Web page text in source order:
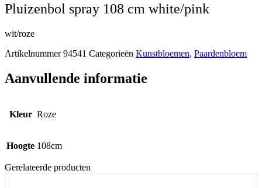
pluizenbol spray 108 cm white/pink
wit/roze
Artikelnummer94541 Categorieën Kunstbloemen, Paardenbloem
Aanvullende informatie
Kleur Roze
Hoogte 108cm
Gerelateerde producten